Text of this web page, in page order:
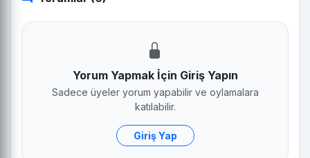
Yorum Yapmak İçin Giriş Yapın
Sadece üyeler yorum yapabilir ve oylamalara
katılabilir.
Giriş Yap